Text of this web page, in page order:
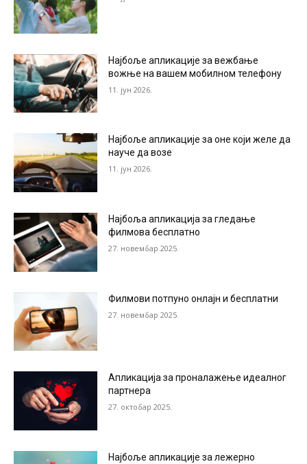
Најбоље апликације за вежбање
вожње на вашем мобилном телефону
11. јун 2026.
Најбоље апликације за оне који желе да
науче да возе
11. јун 2026.
Најбоља апликација за гледање
филмова бесплатно
27. новембар 2025.
Филмови потпуно онлајн и бесплатни
27. новембар 2025.
Апликација за проналажење идеалног
партнера
27. октобар 2025.
Најбоље апликације за лежерно